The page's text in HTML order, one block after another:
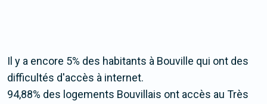
Il y a encore 5% des habitants à Bouville qui ont des
difficultés d'accès à internet.
94,88% des logements Bouvillais ont accès au Très